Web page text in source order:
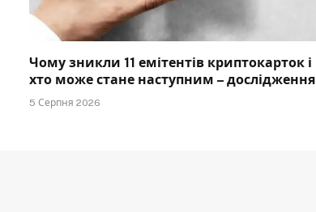
Чому зникли 11 емітентів криптокарток і
хто може стане наступним – дослідження
5 Серпня 2026